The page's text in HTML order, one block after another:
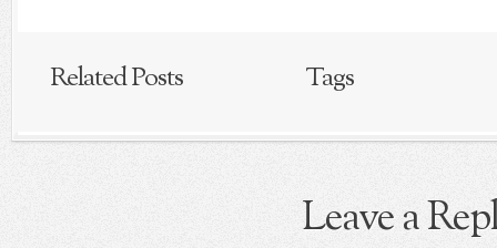
Related Posts Tags
Leave a